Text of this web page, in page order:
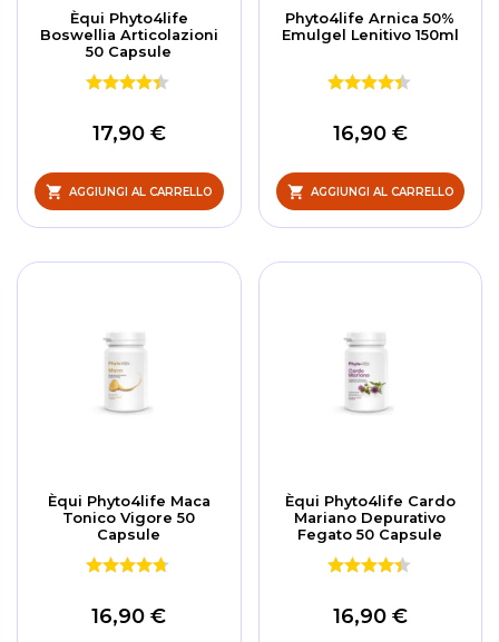
Èqui Phyto4life
Boswellia Articolazioni
50 Capsule
17,90 €
AGGIUNGI AL CARRELLO
Phyto4life Arnica 50%
Emulgel Lenitivo 150ml
16,90 €
AGGIUNGI AL CARRELLO
Èqui Phyto4life Maca
Tonico Vigore 50
Capsule
16,90 €
Èqui Phyto4life Cardo
Mariano Depurativo
Fegato 50 Capsule
16,90 €